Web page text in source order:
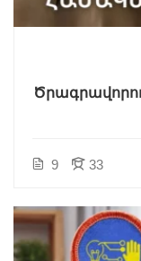
9 33